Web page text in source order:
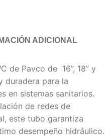
ADICIONAL
de Pavco de 16”, 18” y
duradera para la
en sistemas sanitarios.
de redes de
este tubo garantiza
desempeño hidráulico.